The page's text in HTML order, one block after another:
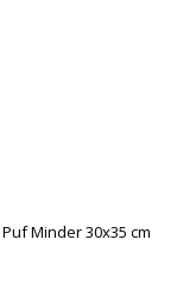
Minder 30x35 cm